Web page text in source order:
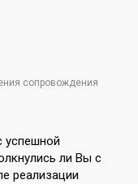
сопровождения
ли Вы с
реализации